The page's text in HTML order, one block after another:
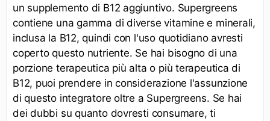
un supplemento di B12 aggiuntivo. Supergreens
contiene una gamma di diverse vitamine e minerali,
inclusa la B12, quindi con l'uso quotidiano avresti
coperto questo nutriente. Se hai bisogno di una
porzione terapeutica più alta o più terapeutica di
B12, puoi prendere in considerazione l'assunzione
di questo integratore oltre a Supergreens. Se hai
dei dubbi su quanto dovresti consumare, ti